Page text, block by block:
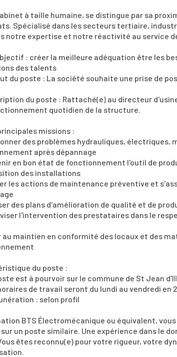
à taille humaine, se distingue par sa
Spécialisé dans les secteurs tertiaire,
notre expertise et notre réactivité au service
: créer la meilleure adéquation être les
des talents
du poste : La société souhaite une prise de
du poste : Rattaché(e) au directeur
quotidien de la structure.
missions :
des problèmes hydrauliques, électriques,
après dépannage
en bon état de fonctionnement l'outil de
des installations
les actions de maintenance préventive et
des plans d'amélioration de qualité et de
l'intervention des prestataires dans le
au maintien en conformité des locaux et des
du poste :
est à pourvoir sur le commune de St Jean
de travail seront du lundi au vendredi en
: selon profil
BTS Électromécanique ou équivalent,
un poste similaire. Une expérience dans le
êtes reconnu(e) pour votre rigueur, votre